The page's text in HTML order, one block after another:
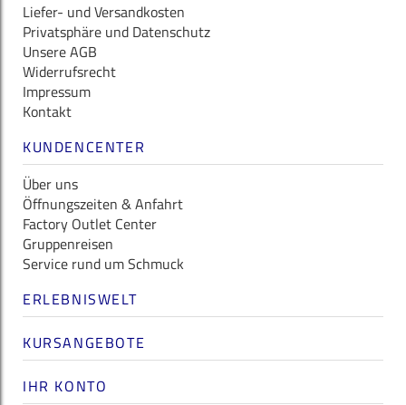
Liefer- und Versandkosten
Privatsphäre und Datenschutz
Unsere AGB
Widerrufsrecht
Impressum
Kontakt
KUNDENCENTER
Über uns
Öffnungszeiten & Anfahrt
Factory Outlet Center
Gruppenreisen
Service rund um Schmuck
ERLEBNISWELT
KURSANGEBOTE
IHR KONTO